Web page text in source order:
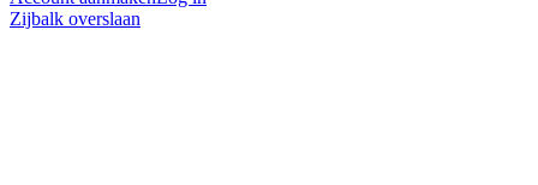
Zijbalk overslaan